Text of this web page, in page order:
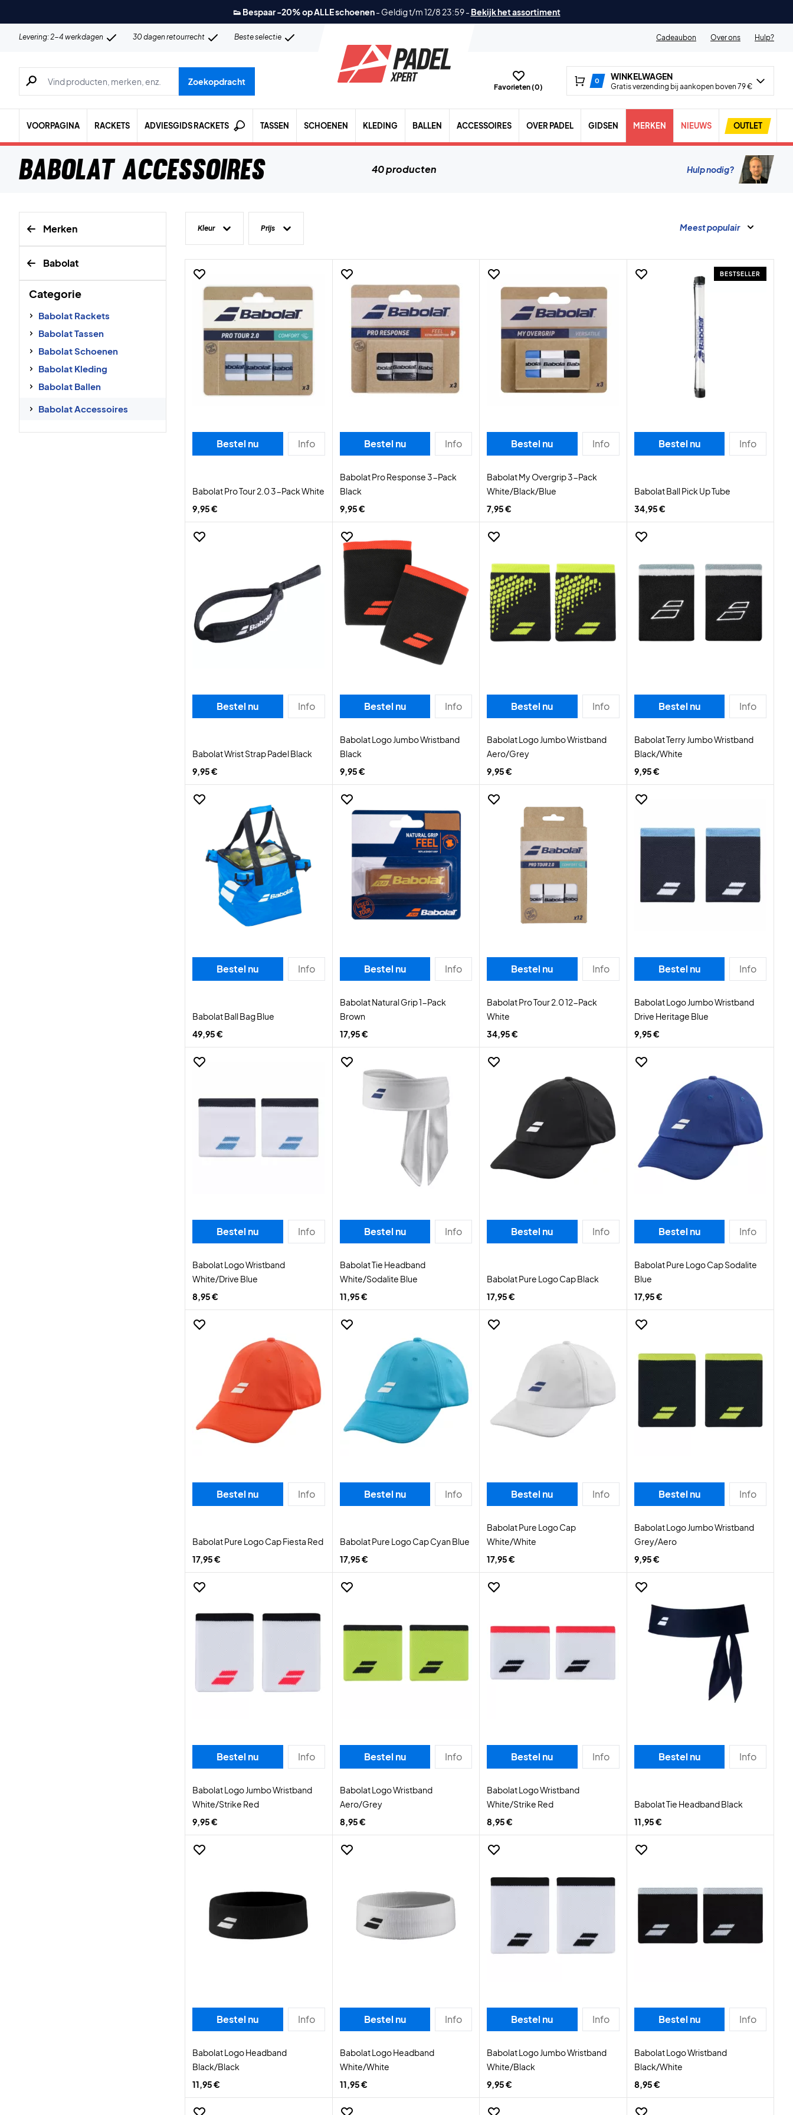
👟 Bespaar -20% op ALLE schoenen- Geldig t/m 12/8 23:59- Bekijk het assortiment
Levering: 2-4 werkdagen 30 dagen retourrecht Beste selectie Cadeaubon Over ons Hulp?
Zoeken naar producten, merken etc.
Zoekopdracht
Favorieten (0)
0 WINKELWAGEN
Gratis verzending bij aankopen boven 79 €
VOORPAGINA RACKETS ADVIESGIDS RACKETS TASSEN SCHOENEN KLEDING BALLEN ACCESSOIRES OVER PADEL GIDSEN MERKEN NIEUWS OUTLET
Babolat Accessoires 40 producten Hulp nodig?
Merken
Babolat
Categorie
Babolat Rackets
Babolat Tassen
Babolat Schoenen
Babolat Kleding
Babolat Ballen
Babolat Accessoires
Kleur Prijs Meest populair
Bestel nu Info
Babolat Pro Tour 2.0 3-Pack White
9,95 €
Bestel nu Info
Babolat Pro Response 3-Pack
Black
9,95 €
Bestel nu Info
Babolat My Overgrip 3-Pack
White/Black/Blue
7,95 €
BESTSELLER
Bestel nu Info
Babolat Ball Pick Up Tube
34,95 €
Bestel nu Info
Babolat Wrist Strap Padel Black
9,95 €
Bestel nu Info
Babolat Logo Jumbo Wristband
Black
9,95 €
Bestel nu Info
Babolat Logo Jumbo Wristband
Aero/Grey
9,95 €
Bestel nu Info
Babolat Terry Jumbo Wristband
Black/White
9,95 €
Bestel nu Info
Babolat Ball Bag Blue
49,95 €
Bestel nu Info
Babolat Natural Grip 1-Pack
Brown
17,95 €
Bestel nu Info
Babolat Pro Tour 2.0 12-Pack
White
34,95 €
Bestel nu Info
Babolat Logo Jumbo Wristband
Drive Heritage Blue
9,95 €
Bestel nu Info
Babolat Logo Wristband
White/Drive Blue
8,95 €
Bestel nu Info
Babolat Tie Headband
White/Sodalite Blue
11,95 €
Bestel nu Info
Babolat Pure Logo Cap Black
17,95 €
Bestel nu Info
Babolat Pure Logo Cap Sodalite
Blue
17,95 €
Bestel nu Info
Babolat Pure Logo Cap Fiesta Red
17,95 €
Bestel nu Info
Babolat Pure Logo Cap Cyan Blue
17,95 €
Bestel nu Info
Babolat Pure Logo Cap
White/White
17,95 €
Bestel nu Info
Babolat Logo Jumbo Wristband
Grey/Aero
9,95 €
Bestel nu Info
Babolat Logo Jumbo Wristband
White/Strike Red
9,95 €
Bestel nu Info
Babolat Logo Wristband
Aero/Grey
8,95 €
Bestel nu Info
Babolat Logo Wristband
White/Strike Red
8,95 €
Bestel nu Info
Babolat Tie Headband Black
11,95 €
Bestel nu Info
Babolat Logo Headband
Black/Black
11,95 €
Bestel nu Info
Babolat Logo Headband
White/White
11,95 €
Bestel nu Info
Babolat Logo Jumbo Wristband
White/Black
9,95 €
Bestel nu Info
Babolat Logo Wristband
Black/White
8,95 €